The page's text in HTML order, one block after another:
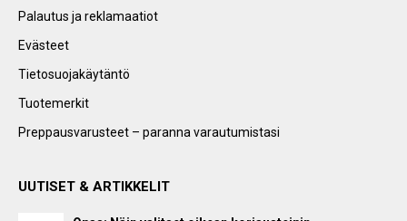
Palautus ja reklamaatiot
Evästeet
Tietosuojakäytäntö
Tuotemerkit
Preppausvarusteet – paranna varautumistasi
UUTISET & ARTIKKELIT